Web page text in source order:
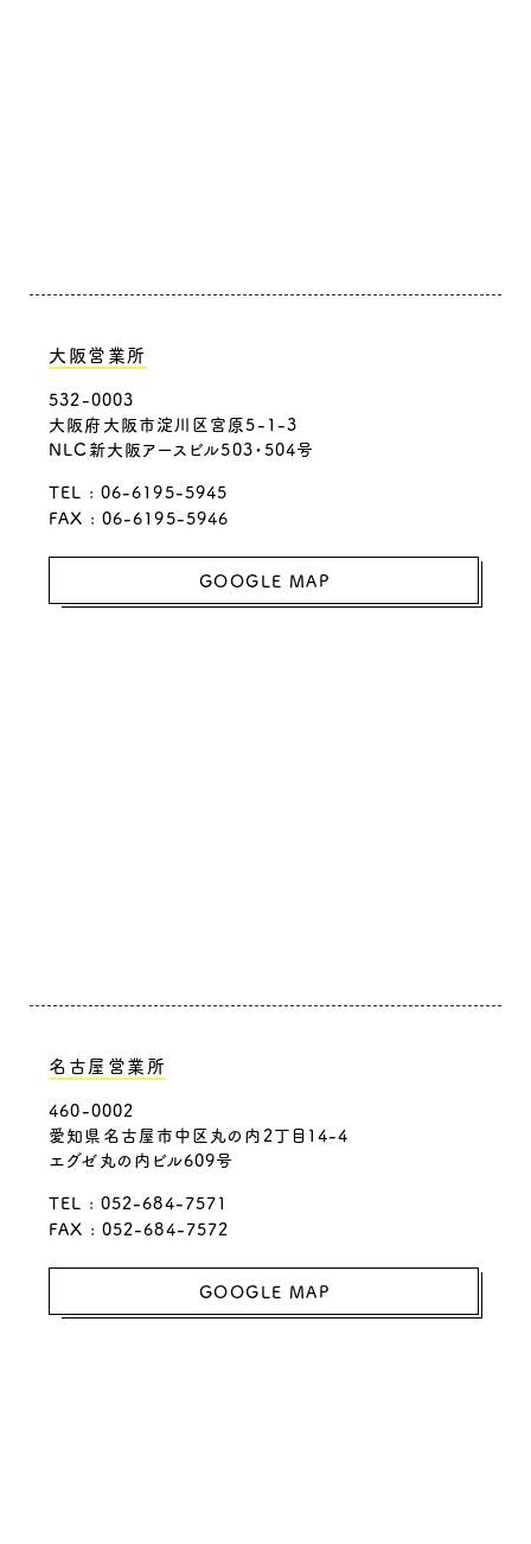
大阪営業所
532-0003
大阪府大阪市淀川区宮原5-1-3
NLC新大阪アースビル503・504号
TEL : 06-6195-5945
FAX : 06-6195-5946
GOOGLE MAP
名古屋営業所
460-0002
愛知県名古屋市中区丸の内2丁目14-4
エグゼ丸の内ビル609号
TEL : 052-684-7571
FAX : 052-684-7572
GOOGLE MAP